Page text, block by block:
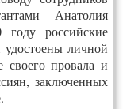
Анатолия
российские
личной
своего провала и
заключенных